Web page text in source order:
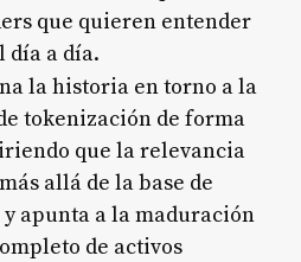
que quieren entender
día a día.
la historia en torno a la
tokenización de forma
que la relevancia
allá de la base de
y apunta a la maduración
de activos